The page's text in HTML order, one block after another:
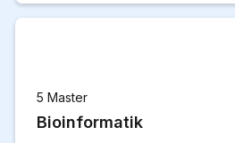
5 Master
Bioinformatik